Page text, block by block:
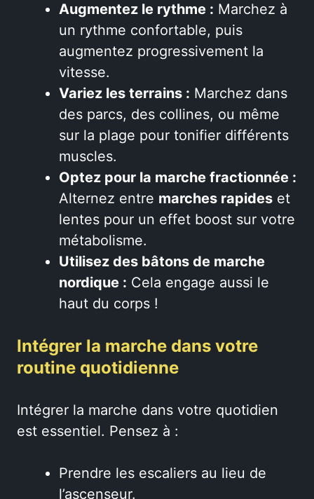
Augmentez le rythme : Marchez à
un rythme confortable, puis
augmentez progressivement la
vitesse.
Variez les terrains : Marchez dans
des parcs, des collines, ou même
sur la plage pour tonifier différents
muscles.
Optez pour la marche fractionnée :
Alternez entre marches rapides et
lentes pour un effet boost sur votre
métabolisme.
Utilisez des bâtons de marche
nordique : Cela engage aussi le
haut du corps !
Intégrer la marche dans votre
routine quotidienne
Intégrer la marche dans votre quotidien
est essentiel. Pensez à :
Prendre les escaliers au lieu de
l’ascenseur.